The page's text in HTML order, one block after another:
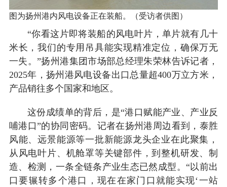
图为扬州港内风电设备正在装船。（受访者供图）
“你看这片即将装船的风电叶片，单片就有几十
米长，我们的专用吊具能实现精准定位，确保万无
一失。”扬州港集团市场部总经理朱荣林告诉记者，
2025年，扬州港风电设备出口总量超400万立方米，
产品销往多个国家和地区。
这份成绩单的背后，是“港口赋能产业、产业反
哺港口”的协同密码。记者在扬州港周边看到，泰胜
风能、远景能源等一批新能源龙头企业在此聚集，
从风电叶片、机舱罩等关键部件，到整机研发、制
造、检测，一条全链条产业生态已然成型。“以前出
口要辗转多个港口，现在在家门口就能实现‘一站